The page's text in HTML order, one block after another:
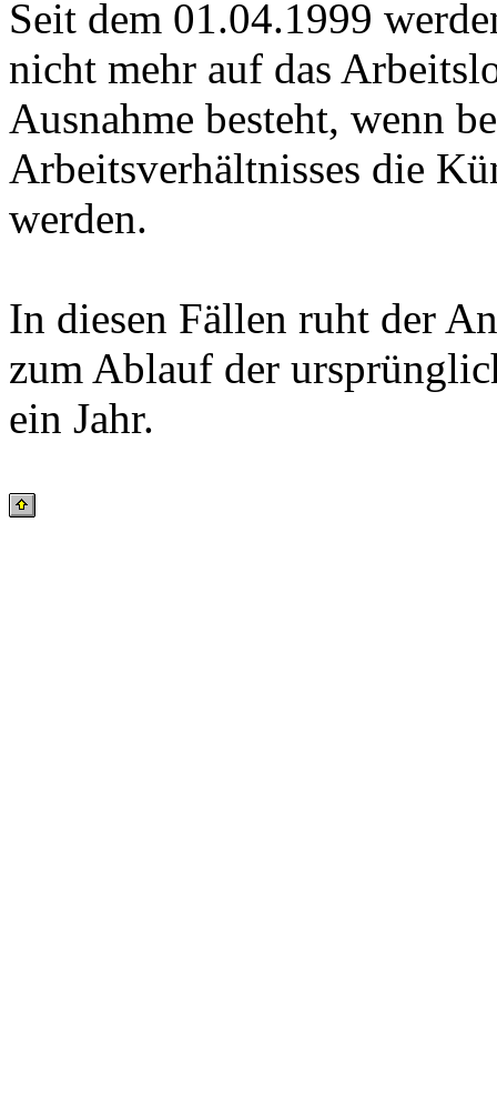
Seit dem 01.04.1999
nicht mehr auf das
Ausnahme besteht, wenn
Arbeitsverhältnisses die
werden.
In diesen Fällen ruht der
zum Ablauf der
ein Jahr.